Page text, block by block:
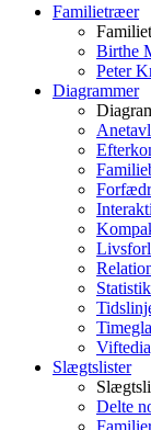
Familietræer
Birthe
Peter
Diagrammer
Statistik
Slægtslister
Delte